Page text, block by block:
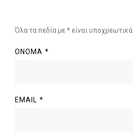
Όλα τα πεδία με * είναι υποχρεωτικά.
ΌΝΟΜΑ *
EMAIL *